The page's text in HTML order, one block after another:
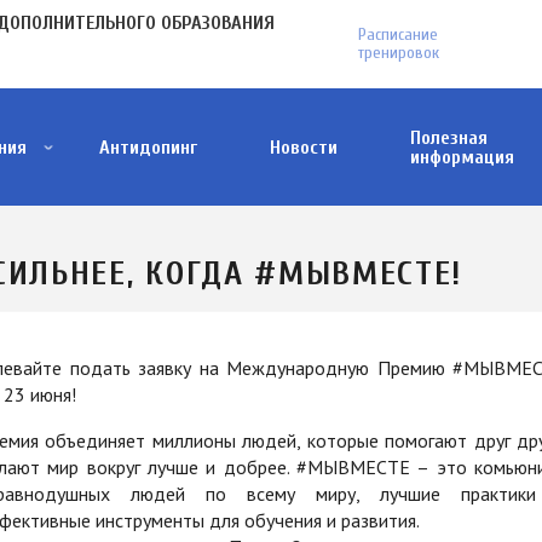
ОБРАЗОВАНИЯ
Расписание
тренировок
Антидопинг Новости
Полезная
информация
КОГДА #МЫВМЕСТЕ!
подать заявку на Международную Премию
июня!
объединяет миллионы людей, которые помогают друг
мир вокруг лучше и добрее. #МЫВМЕСТЕ – это
людей по всему миру, лучшие
инструменты для обучения и развития.